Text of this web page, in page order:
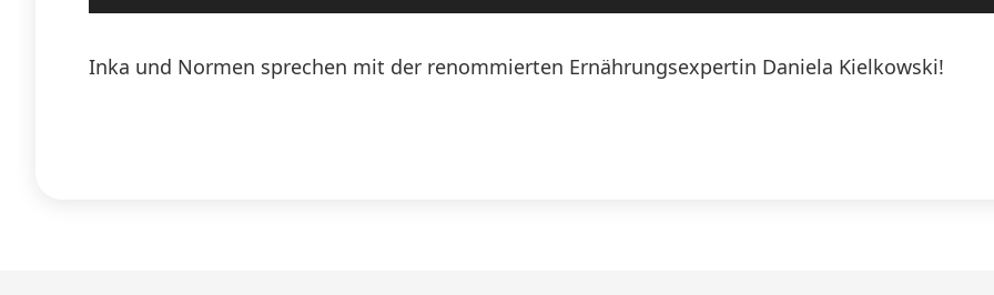
Player
Inka und Normen sprechen mit der renommierten Ernährungsexpertin Daniela Kielkowski!